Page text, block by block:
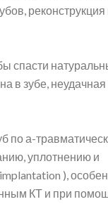
реконструкция
спасти
в зубе, неудачная
по а-
уплотнению и
),
КТ и при